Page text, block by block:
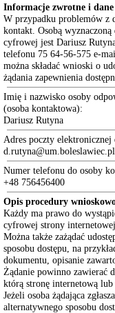
Rady
Miasta
On-
line
Głosowania
na
sesjach
Rady
Miasta
Komisje
Rady
Miasta
Kluby
Radnych
Plan
dyżurów
Radnych
Rady
Miasta
Bolesławiec
Plan
pracy
Rady
Miasta
Boloesławiec
Informacje zwrotne i
W przypadku problemów z
kontakt. Osobą
cyfrowej jest Dariusz
telefonu 75 64-56-575 e-
można składać wnioski o
żądania zapewnienia
Imię i nazwisko osoby
(osoba kontaktowa):
Dariusz Rutyna
Adres poczty elektronicznej
d.rutyna@um.boleslawiec.pl
Numer telefonu do osoby
+48 756456400
Opis procedury
Każdy ma prawo do
cyfrowej strony
Można także zażądać
sposobu dostępu, na
dokumentu, opisanie
Żądanie powinno zawierać
którą stronę internetową
Jeżeli osoba żądająca
alternatywnego sposobu